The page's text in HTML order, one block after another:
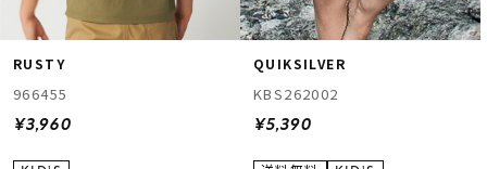
RUSTY
966455
¥3,960
QUIKSILVER
KBS262002
¥5,390